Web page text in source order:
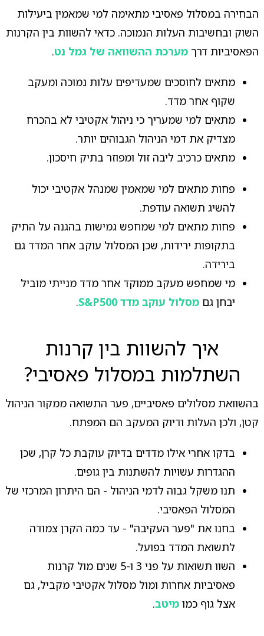
הבחירה במסלול פאסיבי מתאימה למי שמאמין ביעילות
השוק ובחשיבות העלות הנמוכה. כדאי להשוות בין הקרנות
הפאסיביות דרך מערכת ההשוואה של גמל נט.
מתאים לחוסכים שמעדיפים עלות נמוכה ומעקב
שקוף אחר מדד.
מתאים למי שמעריך כי ניהול אקטיבי לא בהכרח
מצדיק את דמי הניהול הגבוהים יותר.
מתאים כרכיב ליבה זול ומפוזר בתיק חיסכון.
פחות מתאים למי שמאמין שמנהל אקטיבי יכול
להשיג תשואה עודפת.
פחות מתאים למי שמחפש גמישות בהגנה על התיק
בתקופות ירידות, שכן המסלול עוקב אחר המדד גם
בירידה.
מי שמחפש מעקב ממוקד אחר מדד מנייתי מוביל
יבחן גם מסלול עוקב מדד S&P500 .
איך להשוות בין קרנות
השתלמות במסלול פאסיבי?
בהשוואת מסלולים פאסיביים, פער התשואה ממקור הניהול
קטן, ולכן העלות ודיוק המעקב הם המפתח.
בדקו אחרי אילו מדדים בדיוק עוקבת כל קרן, שכן
ההגדרות עשויות להשתנות בין גופים.
תנו משקל גבוה לדמי הניהול - הם היתרון המרכזי של
המסלול הפאסיבי.
בחנו את "פער העקיבה" - עד כמה הקרן צמודה
לתשואת המדד בפועל.
השוו תשואות על פני 3 ו-5 שנים מול קרנות
פאסיביות אחרות ומול מסלול אקטיבי מקביל, גם
אצל גוף כמו מיטב.